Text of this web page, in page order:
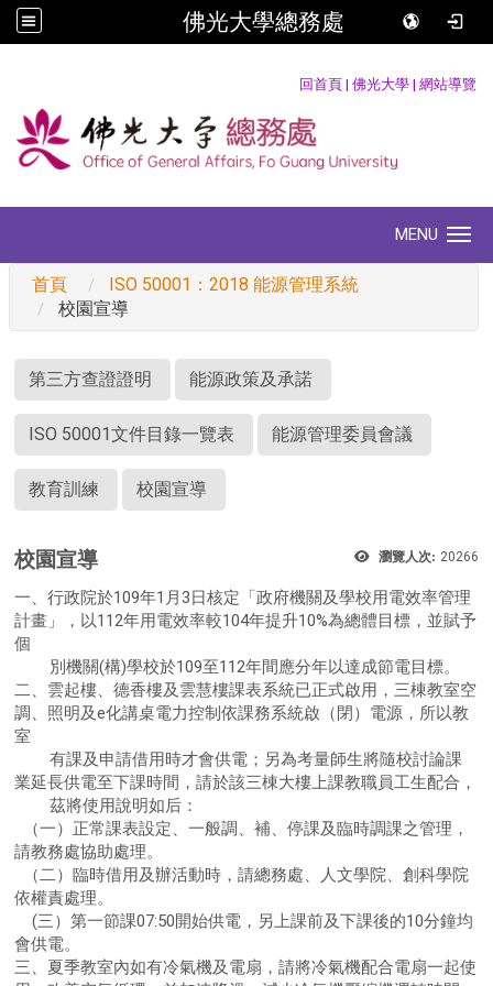
佛光大學總務處
回首頁 | 佛光大學 | 網站導覽
MENU
首頁
ISO 50001：2018 能源管理系統
校園宣導
第三方查證證明 能源政策及承諾
ISO 50001文件目錄一覽表 能源管理委員會議
教育訓練 校園宣導
瀏覽人次: 20266
校園宣導
一、行政院於109年1月3日核定「政府機關及學校用電效率管理
計畫」，以112年用電效率較104年提升10%為總體目標，並賦予
個
別機關(構)學校於109至112年間應分年以達成節電目標。
二、雲起樓、德香樓及雲慧樓課表系統已正式啟用，三棟教室空
調、照明及e化講桌電力控制依課務系統啟（閉）電源，所以教
室
有課及申請借用時才會供電；另為考量師生將隨校討論課
業延長供電至下課時間，請於該三棟大樓上課教職員工生配合，
茲將使用說明如后：
（一）正常課表設定、一般調、補、停課及臨時調課之管理，
請教務處協助處理。
（二）臨時借用及辦活動時，請總務處、人文學院、創科學院
依權責處理。
(三）第一節課07:50開始供電，另上課前及下課後的10分鐘均
會供電。
三、夏季教室內如有冷氣機及電扇，請將冷氣機配合電扇一起使